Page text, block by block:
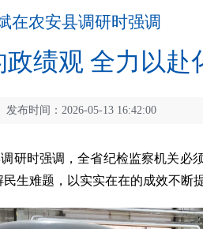
在农安县调研时强调
绩观 全力以赴
布时间：2026-05-13 16:42:00
时强调，全省纪检监察机关必
生难题，以实实在在的成效不断